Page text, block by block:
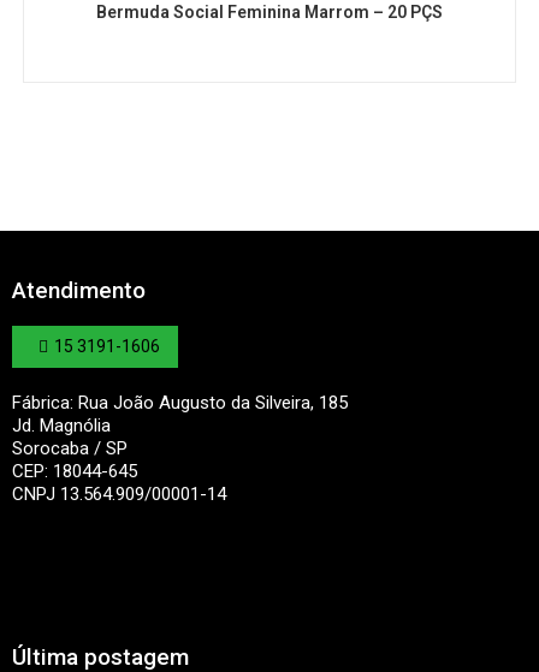
Bermuda Social Feminina Marrom – 20 PÇS
Atendimento
15 3191-1606
Fábrica: Rua João Augusto da Silveira, 185
Jd. Magnólia
Sorocaba / SP
CEP: 18044-645
CNPJ 13.564.909/00001-14
Última postagem